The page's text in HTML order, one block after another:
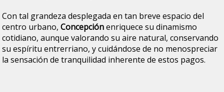
Con tal grandeza desplegada en tan breve espacio del
centro urbano,Concepciónenriquece su dinamismo
cotidiano, aunque valorando su aire natural, conservando
su espíritu entrerriano, y cuidándose de no menospreciar
la sensación de tranquilidad inherente de estos pagos.